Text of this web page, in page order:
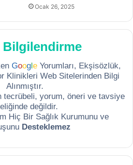
Ocak 26, 2025
Bilgilendirme
Google Yorumları, Ekşisözlük,
Klinikleri Web Sitelerinden Bilgi
Alınmıştır.
tecrübeli, yorum, öneri ve tavsiye
değildir.
Hiç Bir Sağlık Kurumunu ve
Desteklemez